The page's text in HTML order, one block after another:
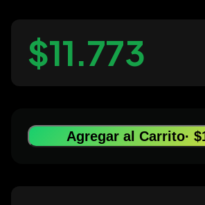
$11.773
Agregar al Carrito·